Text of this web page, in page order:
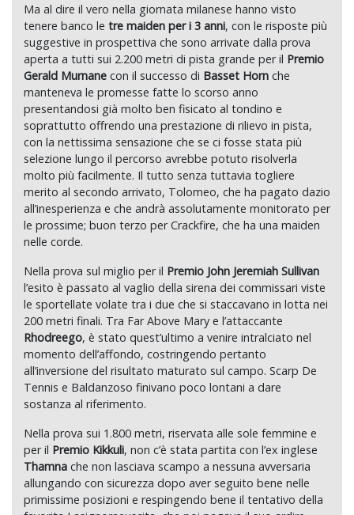
Ma al dire il vero nella giornata milanese hanno visto
tenere banco le tre maiden per i 3 anni, con le risposte più
suggestive in prospettiva che sono arrivate dalla prova
aperta a tutti sui 2.200 metri di pista grande per il Premio
Gerald Murnane con il successo di Basset Horn che
manteneva le promesse fatte lo scorso anno
presentandosi già molto ben fisicato al tondino e
soprattutto offrendo una prestazione di rilievo in pista,
con la nettissima sensazione che se ci fosse stata più
selezione lungo il percorso avrebbe potuto risolverla
molto più facilmente. Il tutto senza tuttavia togliere
merito al secondo arrivato, Tolomeo, che ha pagato dazio
all’inesperienza e che andrà assolutamente monitorato per
le prossime; buon terzo per Crackfire, che ha una maiden
nelle corde.
Nella prova sul miglio per il Premio John Jeremiah Sullivan
l’esito è passato al vaglio della sirena dei commissari viste
le sportellate volate tra i due che si staccavano in lotta nei
200 metri finali. Tra Far Above Mary e l’attaccante
Rhodreego, è stato quest’ultimo a venire intralciato nel
momento dell’affondo, costringendo pertanto
all’inversione del risultato maturato sul campo. Scarp De
Tennis e Baldanzoso finivano poco lontani a dare
sostanza al riferimento.
Nella prova sui 1.800 metri, riservata alle sole femmine e
per il Premio Kikkuli, non c’è stata partita con l’ex inglese
Thamna che non lasciava scampo a nessuna avversaria
allungando con sicurezza dopo aver seguito bene nelle
primissime posizioni e respingendo bene il tentativo della